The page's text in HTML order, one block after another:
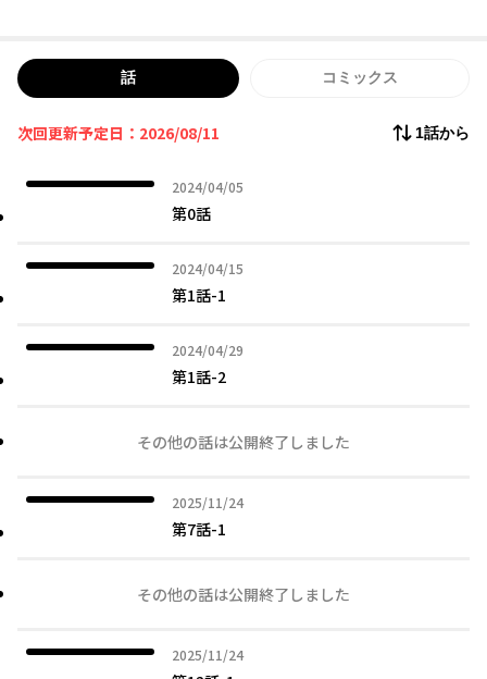
話 コミックス
次回更新予定日：2026/08/11 1話から
2024/04/05
2024年04月05日
第0話
2024/04/15
2024年04月15日
第1話-1
2024/04/29
2024年04月29日
第1話-2
その他の話は公開終了しました
2025/11/24
2025年11月24日
第7話-1
その他の話は公開終了しました
2025/11/24
2025年11月24日